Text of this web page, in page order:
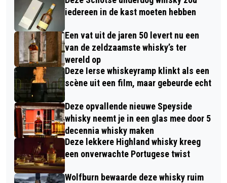
iedereen in de kast moeten hebben
Een vat uit de jaren 50 levert nu een
van de zeldzaamste whisky’s ter
wereld op
Deze Ierse whiskeyramp klinkt als een
scène uit een film, maar gebeurde echt
Deze opvallende nieuwe Speyside
whisky neemt je in een glas mee door 5
decennia whisky maken
Deze lekkere Highland whisky kreeg
een onverwachte Portugese twist
Wolfburn bewaarde deze whisky ruim